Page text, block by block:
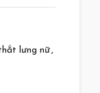
lưng nữ ,